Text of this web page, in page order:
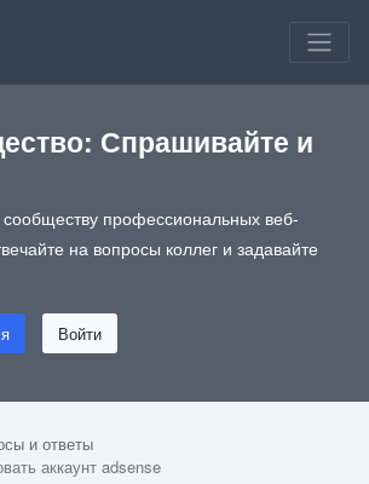
Спрашивайте и
профессиональных веб-
на вопросы коллег и задавайте
Войти
и ответы
аккаунт adsense